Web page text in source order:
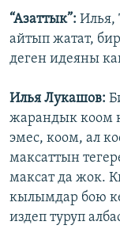
“Азаттык”: Илья,
айтып жатат,
деген идеяны
Илья Лукашов:
жарандык коом
эмес, коом, ал
максаттын
максат да жок.
кылымдар бою
издеп туруп